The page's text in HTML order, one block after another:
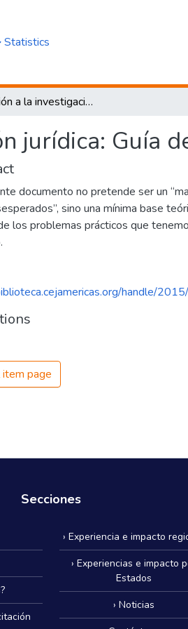
Statistics
Introducción a la investigación jurídica: Guía de uso práctico
jurídica: Guía
documento no pretende ser un
sino una mínima base
los problemas prácticos que
handle/
item page
Secciones
› Experiencia e impacto
› Experiencias e impacto
Estados
› Noticias